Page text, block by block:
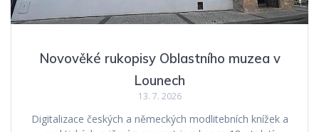
Novověké rukopisy Oblastního muzea v
Lounech
13. 7. 2026
Digitalizace českých a německých modlitebních knížek a